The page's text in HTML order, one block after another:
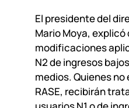
El presidente del
Mario Moya, explicó
modificaciones
N2 de ingresos
medios. Quienes
RASE, recibirán